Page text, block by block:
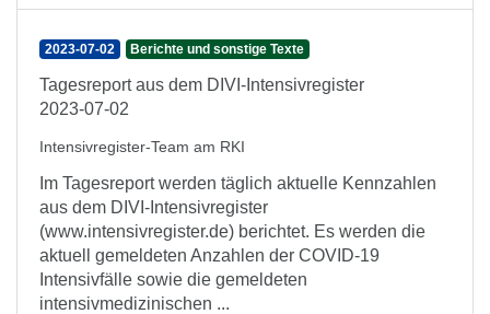
2023-07-02 Berichte und sonstige Texte
Tagesreport aus dem DIVI-Intensivregister
2023-07-02
Intensivregister-Team am RKI
Im Tagesreport werden täglich aktuelle Kennzahlen
aus dem DIVI-Intensivregister
(www.intensivregister.de) berichtet. Es werden die
aktuell gemeldeten Anzahlen der COVID-19
Intensivfälle sowie die gemeldeten
intensivmedizinischen ...